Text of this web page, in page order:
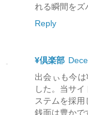
れる瞬間をズ
Reply
¥倶楽部
出会ぃも今
した。当サ
ステムを採
銭面は豊かで